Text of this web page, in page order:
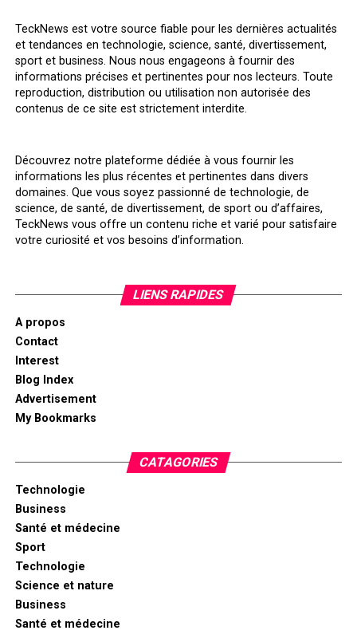
TeckNews est votre source fiable pour les dernières actualités
et tendances en technologie, science, santé, divertissement,
sport et business. Nous nous engageons à fournir des
informations précises et pertinentes pour nos lecteurs. Toute
reproduction, distribution ou utilisation non autorisée des
contenus de ce site est strictement interdite.
Découvrez notre plateforme dédiée à vous fournir les
informations les plus récentes et pertinentes dans divers
domaines. Que vous soyez passionné de technologie, de
science, de santé, de divertissement, de sport ou d’affaires,
TeckNews vous offre un contenu riche et varié pour satisfaire
votre curiosité et vos besoins d’information.
LIENS RAPIDES
A propos
Contact
Interest
Blog Index
Advertisement
My Bookmarks
CATAGORIES
Technologie
Business
Santé et médecine
Sport
Technologie
Science et nature
Business
Santé et médecine